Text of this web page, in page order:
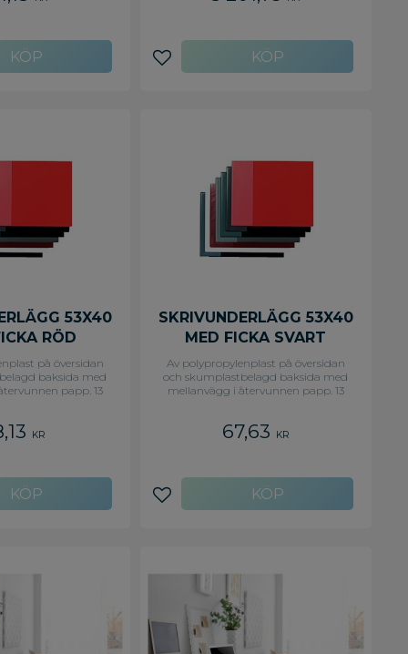
tillgängliga. Golvstativet rymmer
konferensrum, öppna
kontorslandskap och liknande. -
Plats för 5 st Active Stand - Färg: Vit
Lägg till i favoriter
53X40
RÖD
på översidan
baksida med
papp. 13
KR
SKRIVUNDERLÄGG 53X40
MED FICKA SVART
Av polypropylenplast på översidan
och skumplastbelagd baksida med
mellanvägg i återvunnen papp. 13
67,63 KR
Lägg till i favoriter